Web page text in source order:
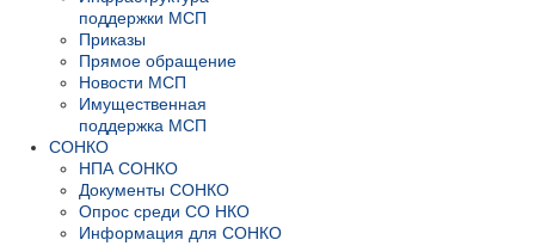
поддержки МСП
Приказы
Прямое обращение
Новости МСП
Имущественная
поддержка МСП
СОНКО
НПА СОНКО
Документы СОНКО
Опрос среди СО НКО
Информация для СОНКО